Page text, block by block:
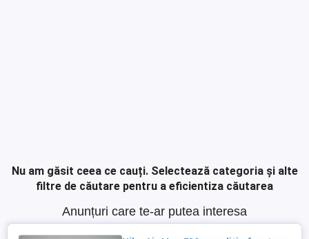
Nu am găsit ceea ce cauți. Selectează categoria și alte
filtre de căutare pentru a eficientiza căutarea
Anunțuri care te-ar putea interesa